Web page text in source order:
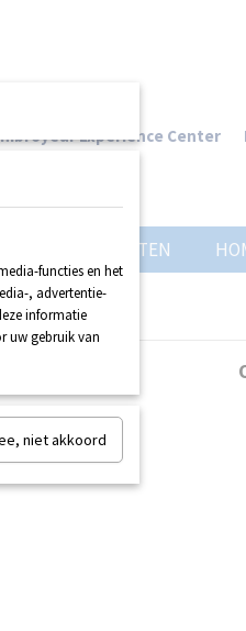
Experience Center
POMPPUTTEN
functies en het
, advertentie-
informatie
uw gebruik van
niet akkoord